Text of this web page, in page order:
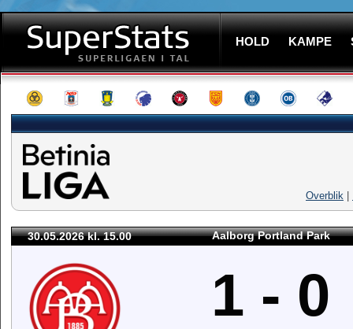
HOLD KAMPE
Overblik
30.05.2026 kl. 15.00 Aalborg Portland Park
1 - 0